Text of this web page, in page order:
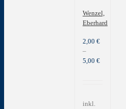
Wenzel,
Eberhard
2,00 €
–
5,00 €
inkl.